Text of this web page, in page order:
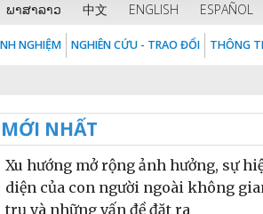
ພາສາລາວ 中文 ENGLISH ESPAÑOL
NGHIỆM NGHIÊN CỨU - TRAO ĐỔI THÔNG
MỚI NHẤT
Xu hướng mở rộng ảnh hưởng, sự
diện của con người ngoài không
trụ và những vấn đề đặt ra